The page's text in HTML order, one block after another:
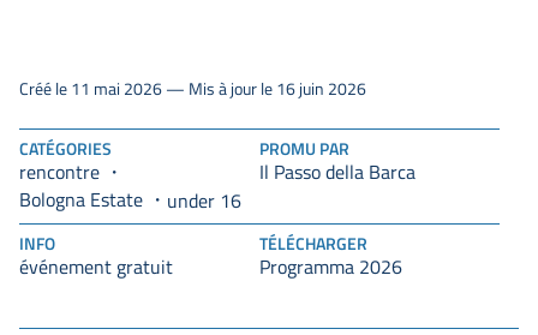
CATÉGORIES
rencontre
Bologna Estate
under 16
PROMU PAR
Il Passo della Barca
INFO
événement gratuit
TÉLÉCHARGER
Programma 2026
Créé le 11 mai 2026 — Mis à jour le 16 juin 2026